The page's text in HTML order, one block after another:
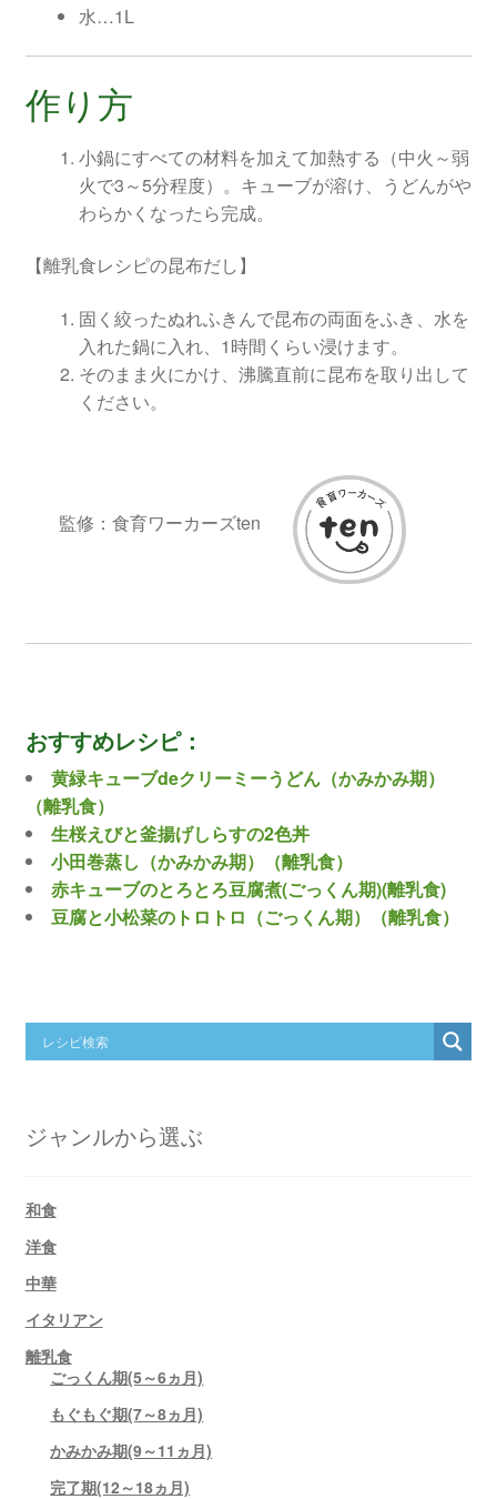
水…1L
作り方
小鍋にすべての材料を加えて加熱する（中火～弱
火で3～5分程度）。キューブが溶け、うどんがや
わらかくなったら完成。
【離乳食レシピの昆布だし】
固く絞ったぬれふきんで昆布の両面をふき、水を
入れた鍋に入れ、1時間くらい浸けます。
そのまま火にかけ、沸騰直前に昆布を取り出して
ください。
監修：食育ワーカーズten
おすすめレシピ：
黄緑キューブdeクリーミーうどん（かみかみ期）
（離乳食）
生桜えびと釜揚げしらすの2色丼
小田巻蒸し（かみかみ期）（離乳食）
赤キューブのとろとろ豆腐煮(ごっくん期)(離乳食)
豆腐と小松菜のトロトロ（ごっくん期）（離乳食）
ジャンルから選ぶ
和食
洋食
中華
イタリアン
離乳食
ごっくん期(5～6ヵ月)
もぐもぐ期(7～8ヵ月)
かみかみ期(9～11ヵ月)
完了期(12～18ヵ月)